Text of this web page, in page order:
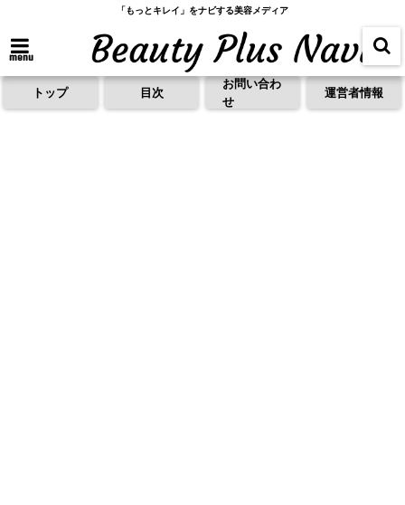
「もっとキレイ」をナビする美容メディア
menu
トップ 目次
お問い合わ
せ
運営者情報